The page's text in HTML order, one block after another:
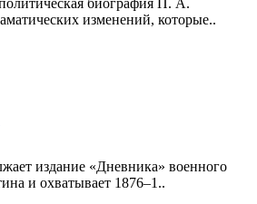
изменений, которые..
издание «Дневника» военного
и охватывает 1876–1..